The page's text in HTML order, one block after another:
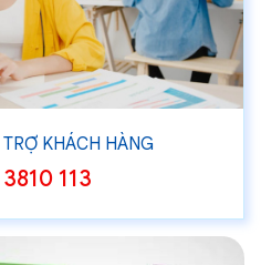
KHÁCH HÀNG
113